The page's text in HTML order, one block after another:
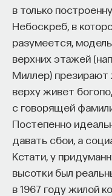
в только
Небоскреб, в
разумеется,
верхних этажей
Миллер)
верху живет
с говорящей
Постепенно
давать сбои, а
Кстати, у
высотки был
в 1967 году жилой